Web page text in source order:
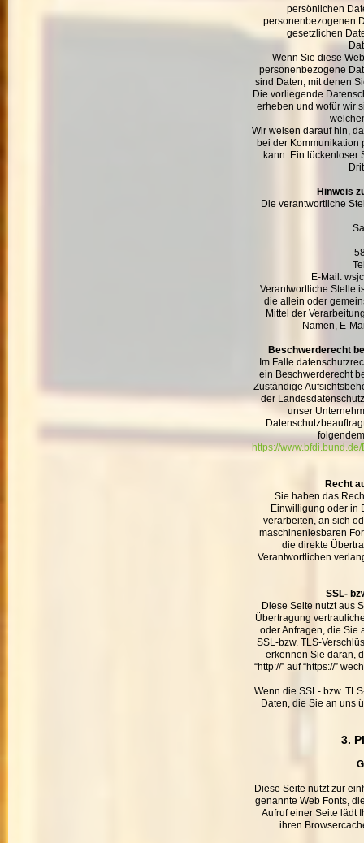
persönlichen
personenbezogenen
gesetzlichen
Wenn Sie diese
personenbezogene
sind Daten, mit denen
Die vorliegende
erheben und wofür wir
Wir weisen darauf hin,
bei der Kommunikation
kann. Ein lückenloser
Hinweis
Die verantwortliche
E-Mail:
Verantwortliche Stelle
die allein oder
Mittel der
Namen, E-
Beschwerderecht
Im Falle
ein Beschwerderecht
Zuständige
der
unser
https://
Recht
Sie haben das
Einwilligung oder in
verarbeiten, an sich
maschinenlesbaren
die direkte
Verantwortlichen
SSL-
Diese Seite nutzt aus
Übertragung
oder Anfragen, die Sie
SSL-bzw. TLS-
erkennen Sie daran,
“http://” auf “https://”
Wenn die SSL- bzw.
Daten, die Sie an uns
3.
Diese Seite nutzt zur
genannte Web Fonts,
Aufruf einer Seite lädt
ihren